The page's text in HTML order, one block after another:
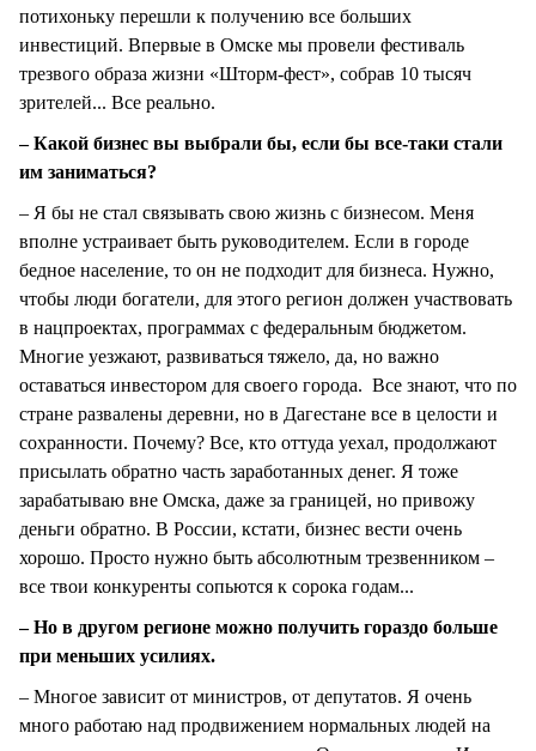
потихоньку перешли к получению все больших
инвестиций. Впервые в Омске мы провели фестиваль
трезвого образа жизни «Шторм-фест», собрав 10 тысяч
зрителей... Все реально.
– Какой бизнес вы выбрали бы, если бы все-таки стали
им заниматься?
– Я бы не стал связывать свою жизнь с бизнесом. Меня
вполне устраивает быть руководителем. Если в городе
бедное население, то он не подходит для бизнеса. Нужно,
чтобы люди богатели, для этого регион должен участвовать
в нацпроектах, программах с федеральным бюджетом.
Многие уезжают, развиваться тяжело, да, но важно
оставаться инвестором для своего города. Все знают, что по
стране развалены деревни, но в Дагестане все в целости и
сохранности. Почему? Все, кто оттуда уехал, продолжают
присылать обратно часть заработанных денег. Я тоже
зарабатываю вне Омска, даже за границей, но привожу
деньги обратно. В России, кстати, бизнес вести очень
хорошо. Просто нужно быть абсолютным трезвенником –
все твои конкуренты сопьются к сорока годам...
– Но в другом регионе можно получить гораздо больше
при меньших усилиях.
– Многое зависит от министров, от депутатов. Я очень
много работаю над продвижением нормальных людей на